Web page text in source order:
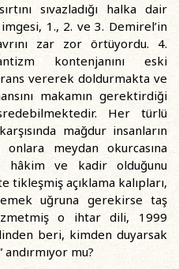
sıvazladığı halka dair
1., 2. ve 3. Demirel’in
zar zor örtüyordu. 4.
kontenjanını eski
vererek doldurmakta ve
makamın gerektirdiği
Her türlü
mağdur insanların
onlara meydan okurcasına
hâkim ve kadir olduğunu
açıklama kalıpları,
uğruna gerekirse taş
o ihtar dili, 1999
beri, kimden duyarsak
andırmıyor mu?